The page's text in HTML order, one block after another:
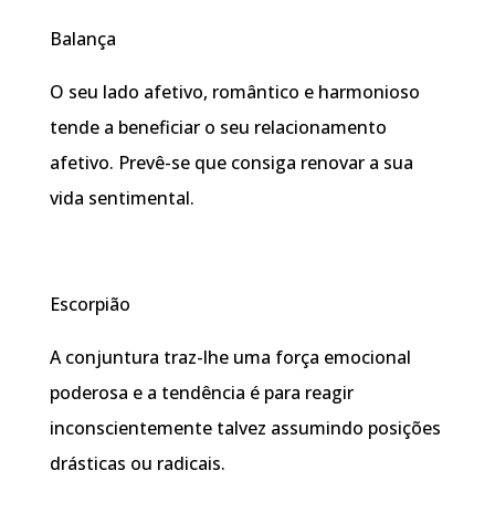
Balança
O seu lado afetivo, romântico e harmonioso
tende a beneficiar o seu relacionamento
afetivo. Prevê-se que consiga renovar a sua
vida sentimental.
Escorpião
A conjuntura traz-lhe uma força emocional
poderosa e a tendência é para reagir
inconscientemente talvez assumindo posições
drásticas ou radicais.